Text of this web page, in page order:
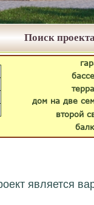
Поиск
второй
дом на две
является